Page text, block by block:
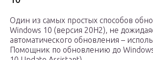
Один из самых простых способов
Windows 10 (версия 20H2), не
автоматического обновления –
Помощник по обновлению до